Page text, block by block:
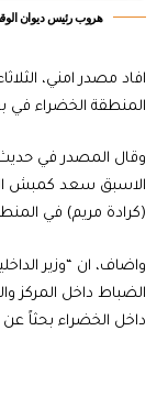
هروب رئيس ديوان
افاد مصدر امني،
المنطقة الخضراء في
وقال المصدر في حديث
الاسبق سعد كمبش
(كرادة مريم) في
واضاف، ان “وزير
الضباط داخل المركز
داخل الخضراء بحثاً عن